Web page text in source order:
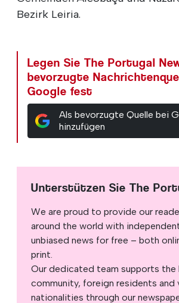
ist Teil der lokalen
Region Leiria und hat einen
von rund 98 000 Einwohnern
Gemeinden Alcobaça und
Bezirk Leiria.
Legen Sie The Portugal
bevorzugte